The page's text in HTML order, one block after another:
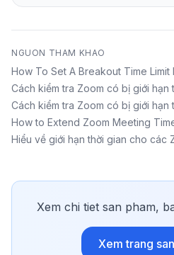
NGUON THAM KHAO
How To Set A Breakout Time
Cách kiểm tra Zoom có bị giới hạn
Cách kiểm tra Zoom có bị giới hạn
How to Extend Zoom Meeting
Hiểu về giới hạn thời gian cho các
Xem chi tiet san pham,
Xem trang